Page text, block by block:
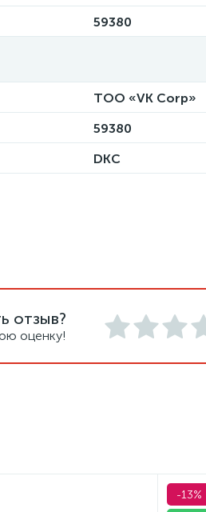
59380
ТОО «VK Corp»
59380
DKC
отзыв?
оценку!
-13%